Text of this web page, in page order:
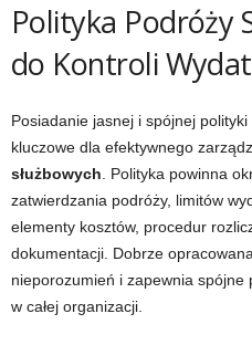
Polityka Podróży
do Kontroli
Posiadanie jasnej i spójnej
kluczowe dla efektywnego
służbowych . Polityka powinna
zatwierdzania podróży, limitów
elementy kosztów, procedur
dokumentacji. Dobrze
nieporozumień i zapewnia
w całej organizacji.